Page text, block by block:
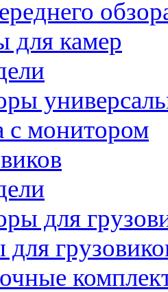
камер
с монитором
для